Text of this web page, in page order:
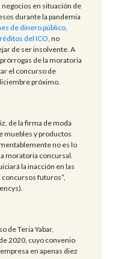
en situación de
durante la pandemia
de dinero público,
del ICO, no
de ser insolvente. A
de la moratoria
el concurso de
próximo.
de la firma de moda
muebles y productos
no es lo
moratoria concursal.
la inacción en las
futuros”,
de Teria Yabar,
2020, cuyo convenio
en apenas diez